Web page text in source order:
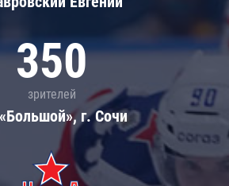
350
зрителей
г. Сочи